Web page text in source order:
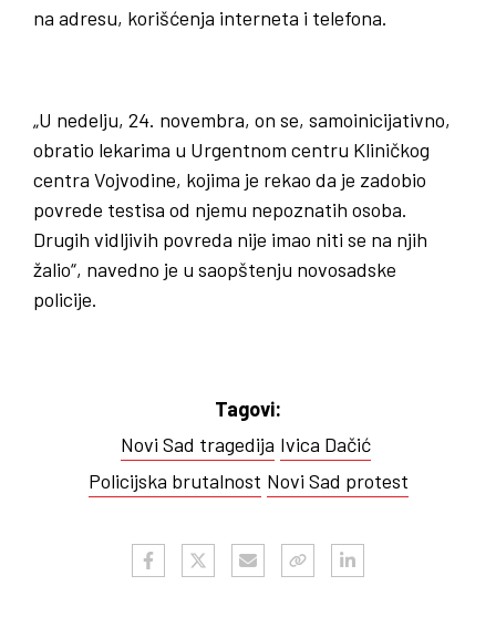
na adresu, korišćenja interneta i telefona.
„U nedelju, 24. novembra, on se, samoinicijativno,
obratio lekarima u Urgentnom centru Kliničkog
centra Vojvodine, kojima je rekao da je zadobio
povrede testisa od njemu nepoznatih osoba.
Drugih vidljivih povreda nije imao niti se na njih
žalio“, navedno je u saopštenju novosadske
policije.
Tagovi:
Novi Sad tragedija Ivica Dačić
Policijska brutalnost Novi Sad protest